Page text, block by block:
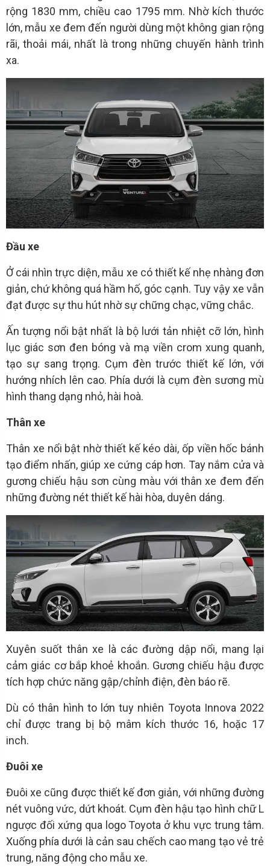
rộng 1830 mm, chiều cao 1795 mm. Nhờ kích thước
lớn, mẫu xe đem đến người dùng một không gian rộng
rãi, thoải mái, nhất là trong những chuyến hành trình
xa.
Đầu xe
Ở cái nhìn trực diện, mẫu xe có thiết kế nhẹ nhàng đơn
giản, chứ không quá hầm hố, góc cạnh. Tuy vậy xe vẫn
đạt được sự thu hút nhờ sự chững chạc, vững chắc.
Ấn tượng nổi bật nhất là bộ lưới tản nhiệt cỡ lớn, hình
lục giác sơn đen bóng và mạ viền crom xung quanh,
tạo sự sang trọng. Cụm đèn trước thiết kế lớn, với
hướng nhích lên cao. Phía dưới là cụm đèn sương mù
hình thang dạng nhỏ, hài hoà.
Thân xe
Thân xe nổi bật nhờ thiết kế kéo dài, ốp viền hốc bánh
tạo điểm nhấn, giúp xe cứng cáp hơn. Tay nắm cửa và
gương chiếu hậu sơn cùng màu với thân xe đem đến
những đường nét thiết kế hài hòa, duyên dáng.
Xuyên suốt thân xe là các đường dập nổi, mang lại
cảm giác cơ bắp khoẻ khoắn. Gương chiếu hậu được
tích hợp chức năng gập/chỉnh điện, đèn báo rẽ.
Dù có thân hình to lớn tuy nhiên Toyota Innova 2022
chỉ được trang bị bộ mâm kích thước 16, hoặc 17
inch.
Đuôi xe
Đuôi xe cũng được thiết kế đơn giản, với những đường
nét vuông vức, dứt khoát. Cụm đèn hậu tạo hình chữ L
ngược đối xứng qua logo Toyota ở khu vực trung tâm.
Xuống phía dưới là cản sau chếch cao mang tạo vẻ trẻ
trung, năng động cho mẫu xe.